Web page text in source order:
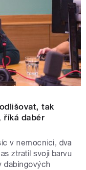
tak
říká dabér
v nemocnici, dva
ztratil svoji barvu
dabingových